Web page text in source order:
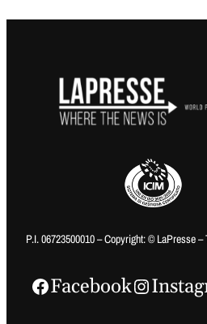
P.I. 06723500010 – Copyright: © LaPresse
Facebook